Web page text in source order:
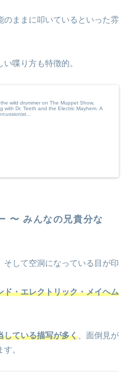
のままに叩いているといった雰
喋り方も特徴的。
wild drummer on The Muppet Show,
with Dr. Teeth and the Electric Mayhem. A
〜 みんなの兄貴分な
そして空洞になっている目が印
ド・エレクトリック・メイヘム
している描写が多く 、面倒見が
。